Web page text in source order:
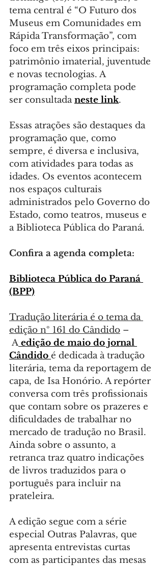
tema central é “O Futuro dos
Museus em Comunidades em
Rápida Transformação”, com
foco em três eixos principais:
patrimônio imaterial, juventude
e novas tecnologias. A
programação completa pode
ser consultada neste link.
Essas atrações são destaques da
programação que, como
sempre, é diversa e inclusiva,
com atividades para todas as
idades. Os eventos acontecem
nos espaços culturais
administrados pelo Governo do
Estado, como teatros, museus e
a Biblioteca Pública do Paraná.
Confira a agenda completa:
Biblioteca Pública do Paraná
(BPP)
Tradução literária é o tema da
edição nº 161 do Cândido –
A edição de maio do jornal
Cândido é dedicada à tradução
literária, tema da reportagem de
capa, de Isa Honório. A repórter
conversa com três profissionais
que contam sobre os prazeres e
dificuldades de trabalhar no
mercado de tradução no Brasil.
Ainda sobre o assunto, a
retranca traz quatro indicações
de livros traduzidos para o
português para incluir na
prateleira.
A edição segue com a série
especial Outras Palavras, que
apresenta entrevistas curtas
com as participantes das mesas